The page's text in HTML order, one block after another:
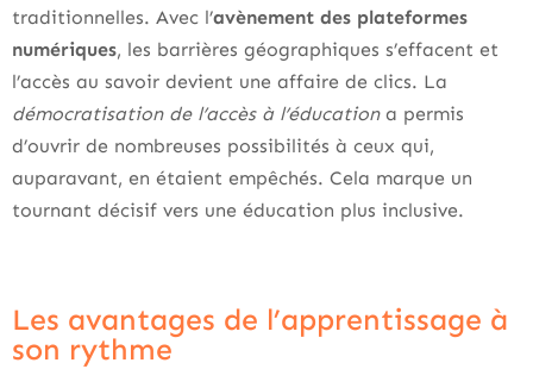
traditionnelles. Avec l’avènement des plateformes
numériques, les barrières géographiques s’effacent et
l’accès au savoir devient une affaire de clics. La
démocratisation de l’accès à l’éducationa permis
d’ouvrir de nombreuses possibilités à ceux qui,
auparavant, en étaient empêchés. Cela marque un
tournant décisif vers une éducation plus inclusive.
Les avantages de l’apprentissage à
son rythme